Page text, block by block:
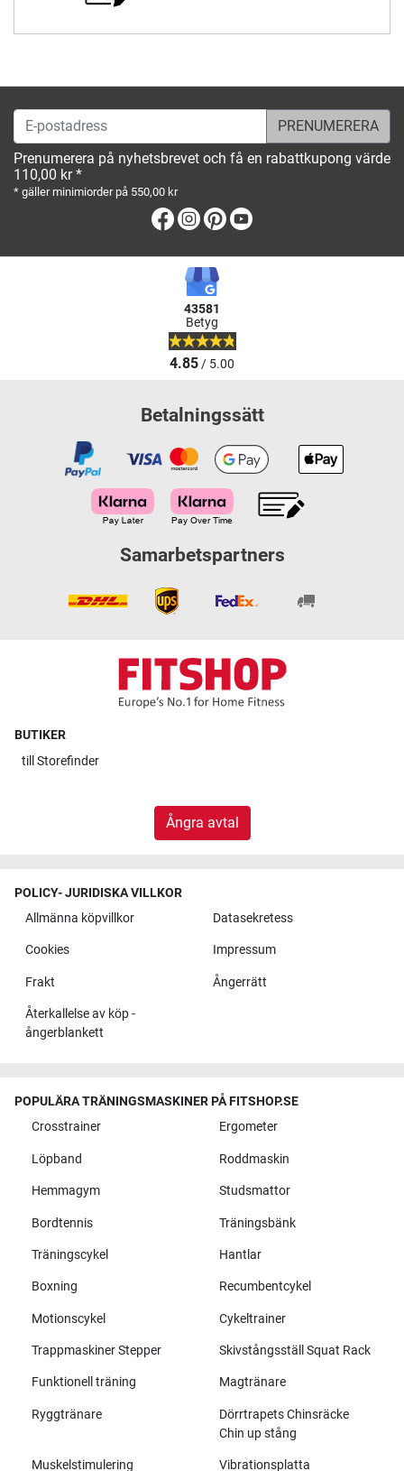
E-postadress
Prenumerera på nyhetsbrevet och få en rabattkupong värde
110,00 kr *
* gäller minimiorder på 550,00 kr
Facebook
Instagram
Pinterest
43581
Betyg
4.85/ 5.00
Betalningssätt
Samarbetspartners
BUTIKER
till Storefinder
Ångra avtal
POLICY- JURIDISKA VILLKOR
Allmänna köpvillkor
Datasekretess
Cookies Impressum
Frakt Ångerrätt
Återkallelse av köp -
ångerblankett
POPULÄRA TRÄNINGSMASKINER PÅ FITSHOP.SE
Crosstrainer
Ergometer
Löpband Roddmaskin
Hemmagym Studsmattor
Bordtennis Träningsbänk
Träningscykel Hantlar
Boxning Recumbentcykel
Motionscykel Cykeltrainer
Trappmaskiner Stepper Skivstångsställ Squat Rack
Funktionell träning Magtränare
Ryggtränare
Dörrtrapets Chinsräcke
Chin up stång
Muskelstimulering Vibrationsplatta